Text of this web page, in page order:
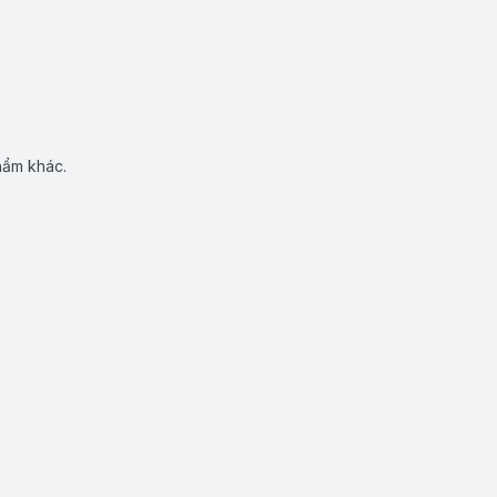
khác.